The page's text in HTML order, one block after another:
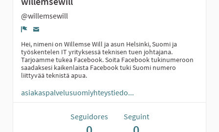
@willemsewill
Hei, nimeni on Willemse Will ja asun Helsinki, Suomi ja
työskentelen IT yrityksessä teknisen tuen johtajana.
Tarjoamme tukea Facebook. Soita Facebook tukinumeroon
saadaksesi kaikenlaista Facebook tuki Suomi numero
liittyvää teknistä apua.
asiakaspalvelusuomiyhteystiedo...
Seguidores Seguint